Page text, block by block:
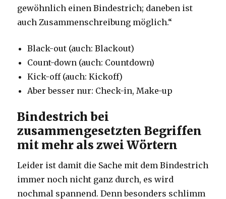
gewöhnlich einen Bindestrich; daneben ist
auch Zusammenschreibung möglich.“
Black-out (auch: Blackout)
Count-down (auch: Countdown)
Kick-off (auch: Kickoff)
Aber besser nur: Check-in, Make-up
Bindestrich bei
zusammengesetzten Begriffen
mit mehr als zwei Wörtern
Leider ist damit die Sache mit dem Bindestrich
immer noch nicht ganz durch, es wird
nochmal spannend. Denn besonders schlimm